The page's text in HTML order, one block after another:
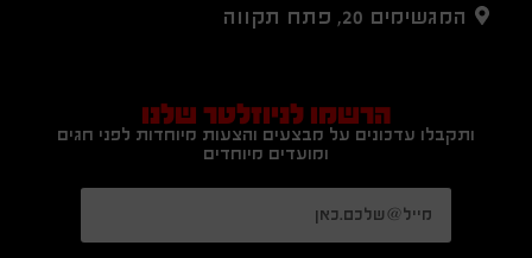
המגשימים 20, פתח תקווה
הרשמו לניוזלטר שלנו
ותקבלו עדכונים על מבצעים והצעות מיוחדות לפני חגים
ומועדים מיוחדים